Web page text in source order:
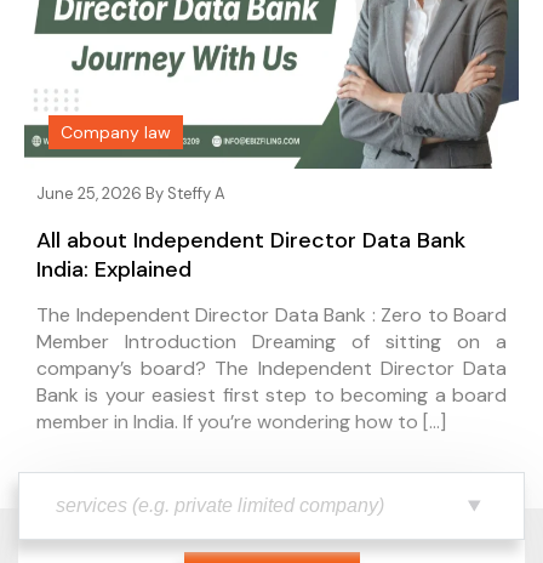
Company law
June 25, 2026 By Steffy A
All about Independent Director Data Bank
India: Explained
The Independent Director Data Bank : Zero to Board
Member Introduction Dreaming of sitting on a
company’s board? The Independent Director Data
Bank is your easiest first step to becoming a board
member in India. If you’re wondering how to […]